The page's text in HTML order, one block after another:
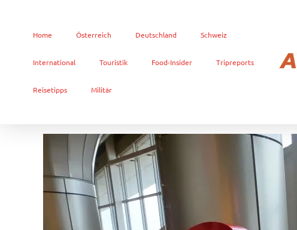
Home Österreich Deutschland Schweiz
International Touristik Food-Insider Tripreports
Reisetipps Militär